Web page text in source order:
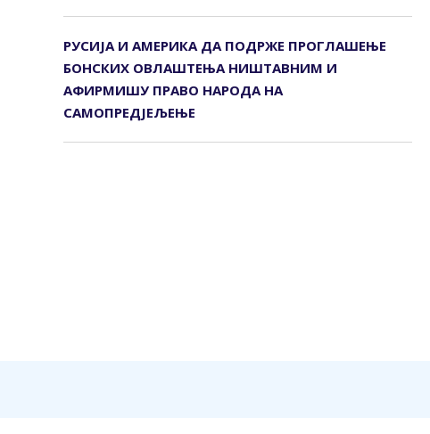
РУСИЈА И АМЕРИКА ДА ПОДРЖЕ ПРОГЛАШЕЊЕ
БОНСКИХ ОВЛАШТЕЊА НИШТАВНИМ И
АФИРМИШУ ПРАВО НАРОДА НА
САМОПРЕДЈЕЉЕЊЕ